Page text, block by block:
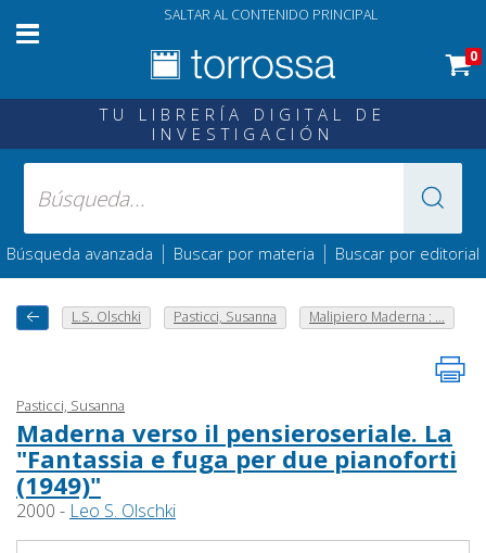
SALTAR AL CONTENIDO PRINCIPAL
0
TU LIBRERÍA DIGITAL DE
INVESTIGACIÓN
Búsqueda avanzada | Buscar por materia | Buscar por editorial
L.S. Olschki Pasticci, Susanna Malipiero Maderna : ...
Pasticci, Susanna
Maderna verso il pensieroseriale. La
"Fantassia e fuga per due pianoforti
(1949)"
2000 - Leo S. Olschki